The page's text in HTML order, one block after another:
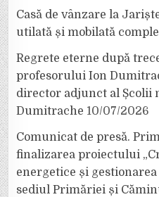
Casă de vânzare la
utilată și mobilată
Regrete eterne după
profesorului Ion
director adjunct al Școlii
Dumitrache 10/07/2026
Comunicat de presă.
finalizarea proiectului
energetice și
sediul Primăriei și